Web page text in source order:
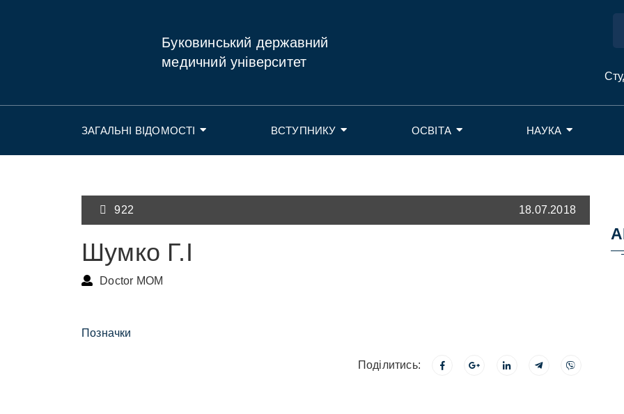
Буковинський державний
медичний університет
ЗАГАЛЬНІ ВІДОМОСТІ ВСТУПНИКУ ОСВІТА НАУКА
922 18.07.2018
Шумко Г.І
Doctor MOM
Позначки
Поділитись: